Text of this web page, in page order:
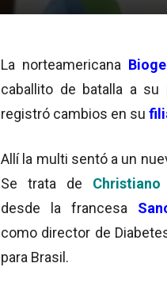
La norteamericana
caballito de batalla a su
registró cambios en su
Allí la multi sentó a un
Se trata de
desde la francesa
como director de
para Brasil.